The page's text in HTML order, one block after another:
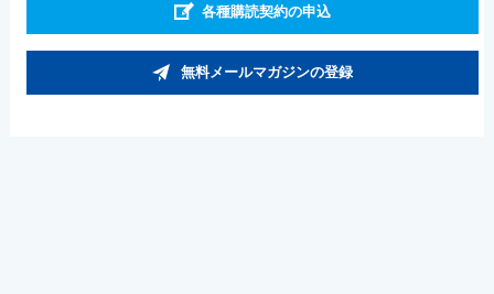
各種購読契約の申込
無料メールマガジンの登録